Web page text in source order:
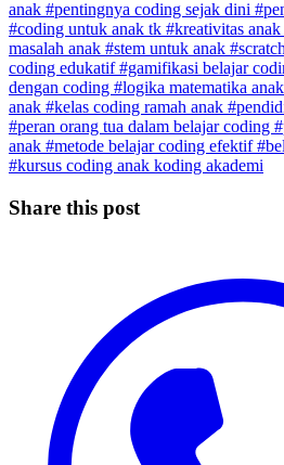
anak #pentingnya coding sejak dini
#coding untuk anak tk #kreativitas
masalah anak #stem untuk anak
coding edukatif#gamifikasi belajar
dengan coding #logika matematika anak
anak #kelas coding ramah anak
#peran orang tua dalam belajar coding
anak #metode belajar coding efektif
#kursus coding anak koding akademi
Share this post